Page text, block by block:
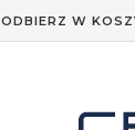
ODBIERZ W